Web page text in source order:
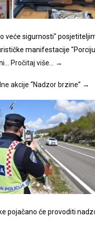
veće sigurnosti"
manifestacije
Pročitaj više… →
akcije “Nadzor brzine” →
pojačano će provoditi